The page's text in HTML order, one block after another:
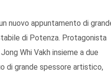
nuovo appuntamento di
di Potenza. Protagonista
Whi Vakh insieme a due
di grande spessore artistico,